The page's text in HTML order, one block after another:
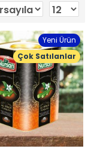
Yeni Ürün
Çok Satılanlar